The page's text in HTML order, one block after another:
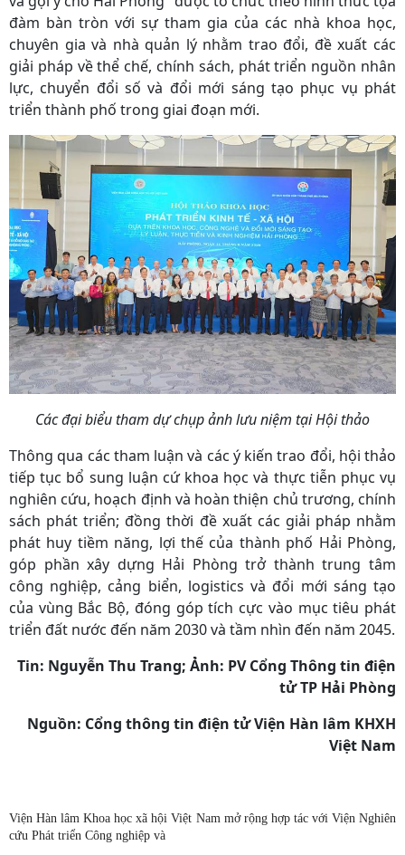
đàm bàn tròn với sự tham gia của các nhà khoa học,
chuyên gia và nhà quản lý nhằm trao đổi, đề xuất các
giải pháp về thể chế, chính sách, phát triển nguồn nhân
lực, chuyển đổi số và đổi mới sáng tạo phục vụ phát
triển thành phố trong giai đoạn mới.
Các đại biểu tham dự chụp ảnh lưu niệm tại Hội thảo
Thông qua các tham luận và các ý kiến trao đổi, hội thảo
tiếp tục bổ sung luận cứ khoa học và thực tiễn phục vụ
nghiên cứu, hoạch định và hoàn thiện chủ trương, chính
sách phát triển; đồng thời đề xuất các giải pháp nhằm
phát huy tiềm năng, lợi thế của thành phố Hải Phòng,
góp phần xây dựng Hải Phòng trở thành trung tâm
công nghiệp, cảng biển, logistics và đổi mới sáng tạo
của vùng Bắc Bộ, đóng góp tích cực vào mục tiêu phát
triển đất nước đến năm 2030 và tầm nhìn đến năm 2045.
Tin: Nguyễn Thu Trang; Ảnh: PV Cổng Thông tin điện
tử TP Hải Phòng
Nguồn: Cổng thông tin điện tử Viện Hàn lâm KHXH
Việt Nam
Viện Hàn lâm Khoa học xã hội Việt Nam mở rộng hợp tác với Viện Nghiên
cứu Phát triển Công nghiệp và